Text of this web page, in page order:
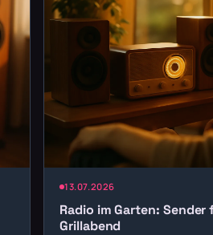
13.07.2026
Radio im Garten:
Grillabend